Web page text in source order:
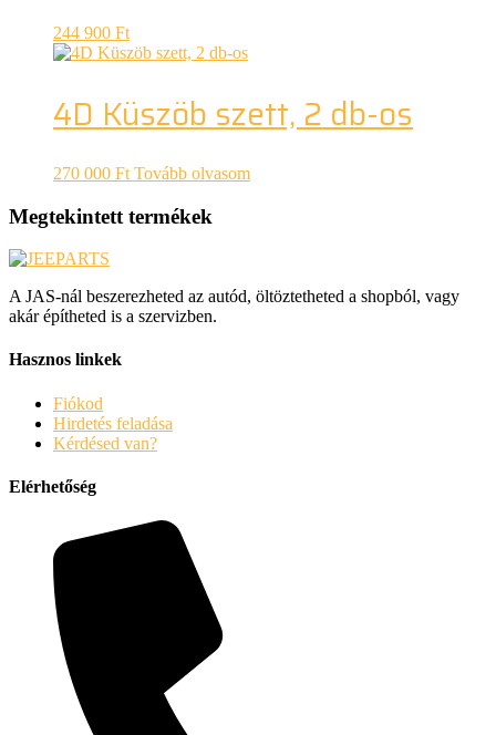
244 900 Ft
4D Küszöb szett, 2 db-os
270 000 Ft Tovább olvasom
Megtekintett termékek
A JAS-nál beszerezheted az autód, öltöztetheted a shopból, vagy
akár építheted is a szervizben.
Hasznos linkek
Fiókod
Hirdetés feladása
Kérdésed van?
Elérhetőség